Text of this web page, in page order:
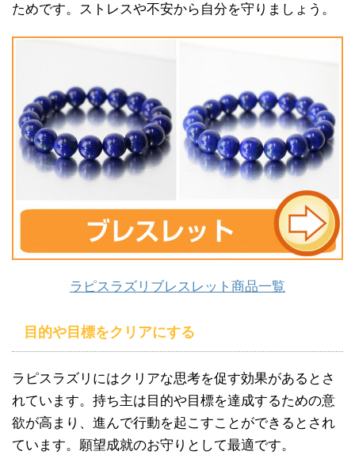
ためです。ストレスや不安から自分を守りましょう。
ラピスラズリブレスレット商品一覧
目的や目標をクリアにする
ラピスラズリにはクリアな思考を促す効果があるとさ
れています。持ち主は目的や目標を達成するための意
欲が高まり、進んで行動を起こすことができるとされ
ています。願望成就のお守りとして最適です。